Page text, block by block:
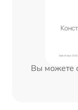
Вы можете